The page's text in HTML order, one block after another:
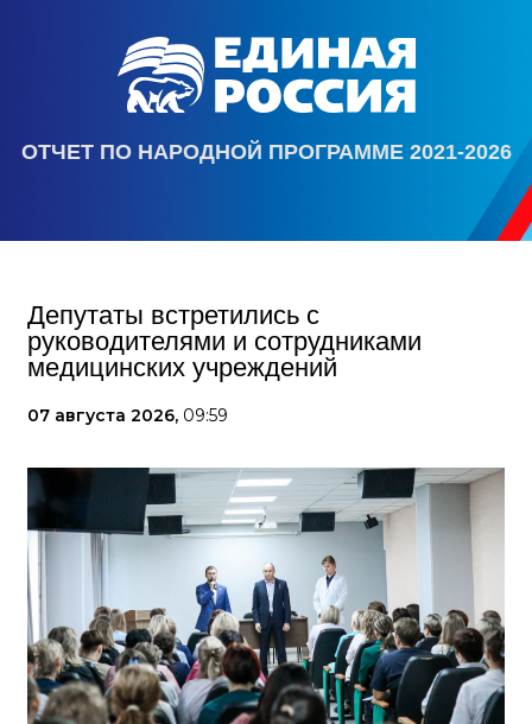
ОТЧЕТ ПО НАРОДНОЙ ПРОГРАММЕ 2021-2026
Депутаты встретились с
руководителями и сотрудниками
медицинских учреждений
07 августа 2026, 09:59